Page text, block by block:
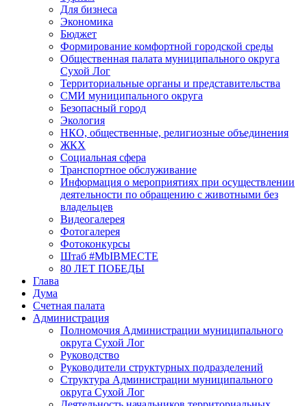
Для бизнеса
Экономика
Бюджет
Формирование комфортной городской среды
Общественная палата муниципального округа
Сухой Лог
Территориальные органы и представительства
СМИ муниципального округа
Безопасный город
Экология
НКО, общественные, религиозные объединения
ЖКХ
Социальная сфера
Транспортное обслуживание
Информация о мероприятиях при осуществлении
деятельности по обращению с животными без
владельцев
Видеогалерея
Фотогалерея
Фотоконкурсы
Штаб #MbIBMECTE
80 ЛЕТ ПОБЕДЫ
Глава
Дума
Счетная палата
Администрация
Полномочия Администрации муниципального
округа Сухой Лог
Руководство
Руководители структурных подразделений
Структура Администрации муниципального
округа Сухой Лог